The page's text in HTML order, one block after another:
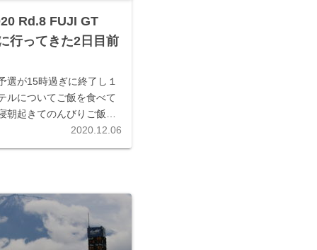
Rd.8 FUJI GT
行ってきた2日目前
選が15時過ぎに終了し１
ルについてご飯を食べて
朝起きてのんびりご飯を
と富士スピードウェイへ
はスタートのセレモニー
2020.12.06